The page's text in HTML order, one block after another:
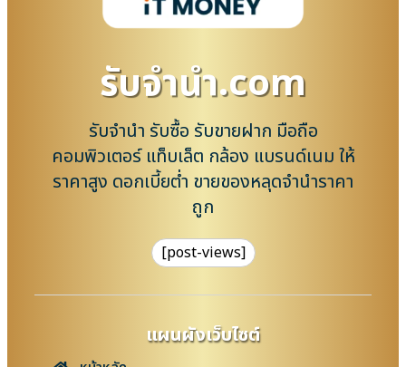
รับจํานํา.com
รับจำนำ รับซื้อ รับขายฝาก มือถือ
คอมพิวเตอร์ แท็บเล็ต กล้อง แบรนด์เนม ให้
ราคาสูง ดอกเบี้ยต่ำ ขายของหลุดจำนำราคา
ถูก
[post-views]
แผนผังเว็บไซต์